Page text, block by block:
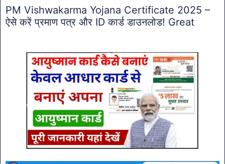
PM Vishwakarma Yojana Certificate 2025 –
ऐसे करें प्रमाण पत्र और ID कार्ड डाउनलोड! Great